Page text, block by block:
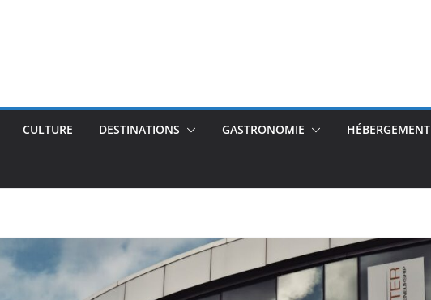
CULTURE DESTINATIONS GASTRONOMIE HÉBERGEMENT